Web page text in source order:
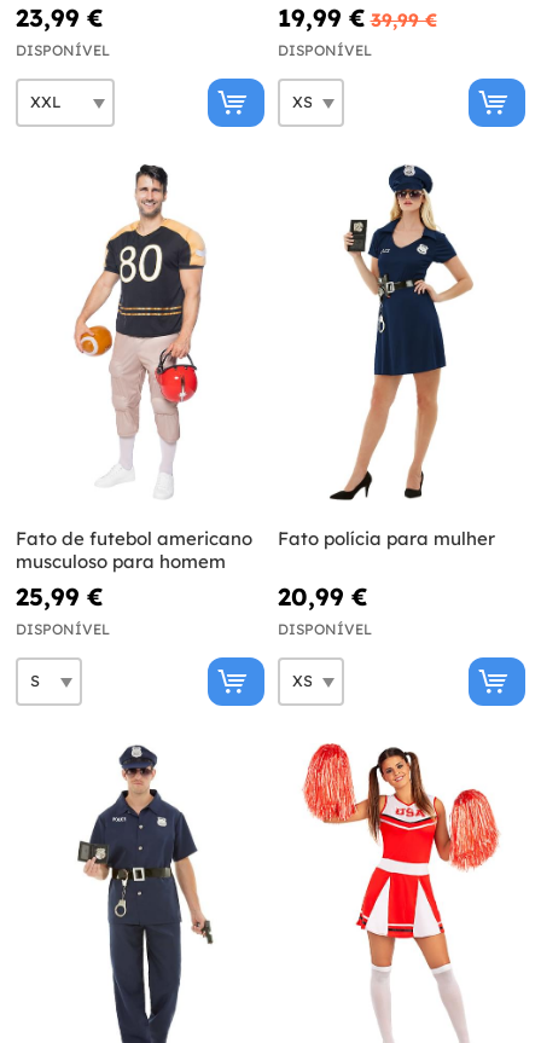
23,99 €
DISPONÍVEL
19,99 € 39,99 €
DISPONÍVEL
Fato de futebol americano
musculoso para homem
25,99 €
DISPONÍVEL
Fato polícia para mulher
20,99 €
DISPONÍVEL